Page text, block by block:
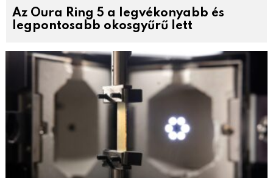
Az Oura Ring 5 a legvékonyabb és
legpontosabb okosgyűrű lett